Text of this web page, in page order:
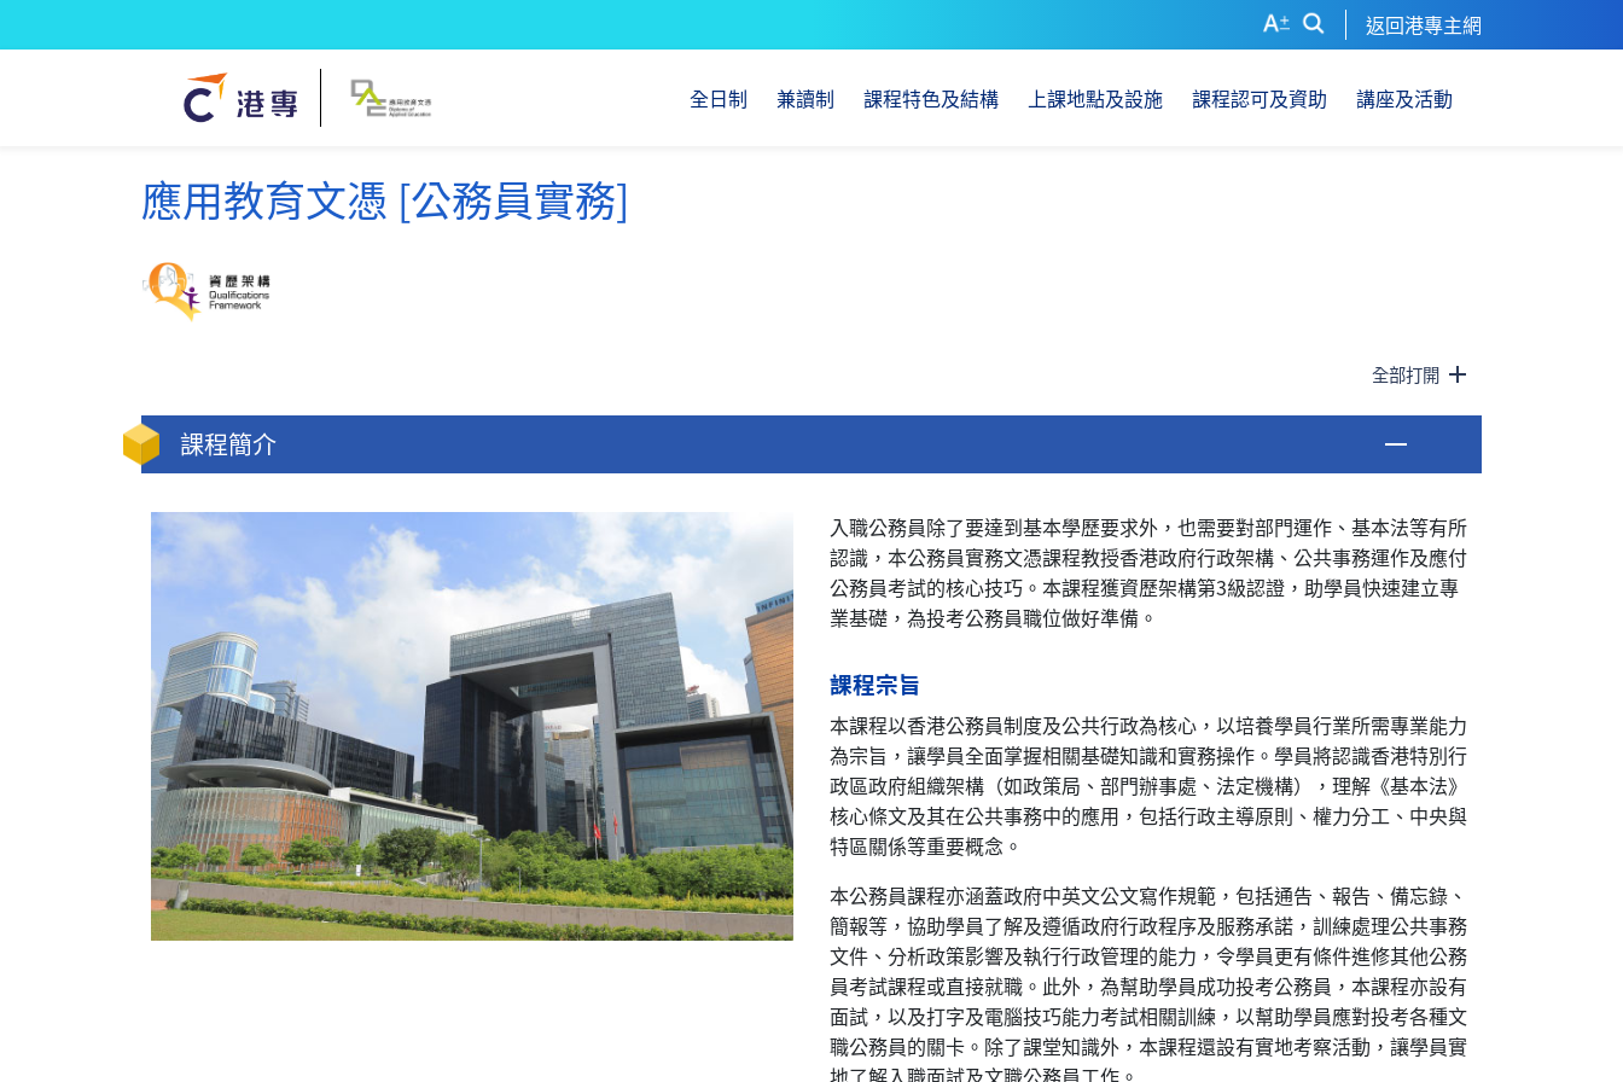
返回港專主網
全日制 兼讀制 課程特色及結構 上課地點及設施 課程認可及資助 講座及活動
應用教育文憑 [公務員實務]
全部打開
課程簡介
入職公務員除了要達到基本學歷要求外，也需要對部門運作、基本法等有所
認識，本公務員實務文憑課程教授香港政府行政架構、公共事務運作及應付
公務員考試的核心技巧。本課程獲資歷架構第3級認證，助學員快速建立專
業基礎，為投考公務員職位做好準備。
課程宗旨
本課程以香港公務員制度及公共行政為核心，以培養學員行業所需專業能力
為宗旨，讓學員全面掌握相關基礎知識和實務操作。學員將認識香港特別行
政區政府組織架構（如政策局、部門辦事處、法定機構），理解《基本法》
核心條文及其在公共事務中的應用，包括行政主導原則、權力分工、中央與
特區關係等重要概念。
本公務員課程亦涵蓋政府中英文公文寫作規範，包括通告、報告、備忘錄、
簡報等，協助學員了解及遵循政府行政程序及服務承諾，訓練處理公共事務
文件、分析政策影響及執行行政管理的能力，令學員更有條件進修其他公務
員考試課程或直接就職。此外，為幫助學員成功投考公務員，本課程亦設有
面試，以及打字及電腦技巧能力考試相關訓練，以幫助學員應對投考各種文
職公務員的關卡。除了課堂知識外，本課程還設有實地考察活動，讓學員實
地了解入職面試及文職公務員工作。